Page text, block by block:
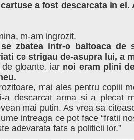
a fost descarcata in el.
m-am ingrozit.
zbatea intr-o baltoaca de
ce strigau de-asupra lui, a
gloante, iar noi eram plini
mai ales pentru copiii
a descarcat arma si a plecat
mai putin. As vrea sa
intreaga ce pot face “fratii
adevarata fata a politicii lor.”